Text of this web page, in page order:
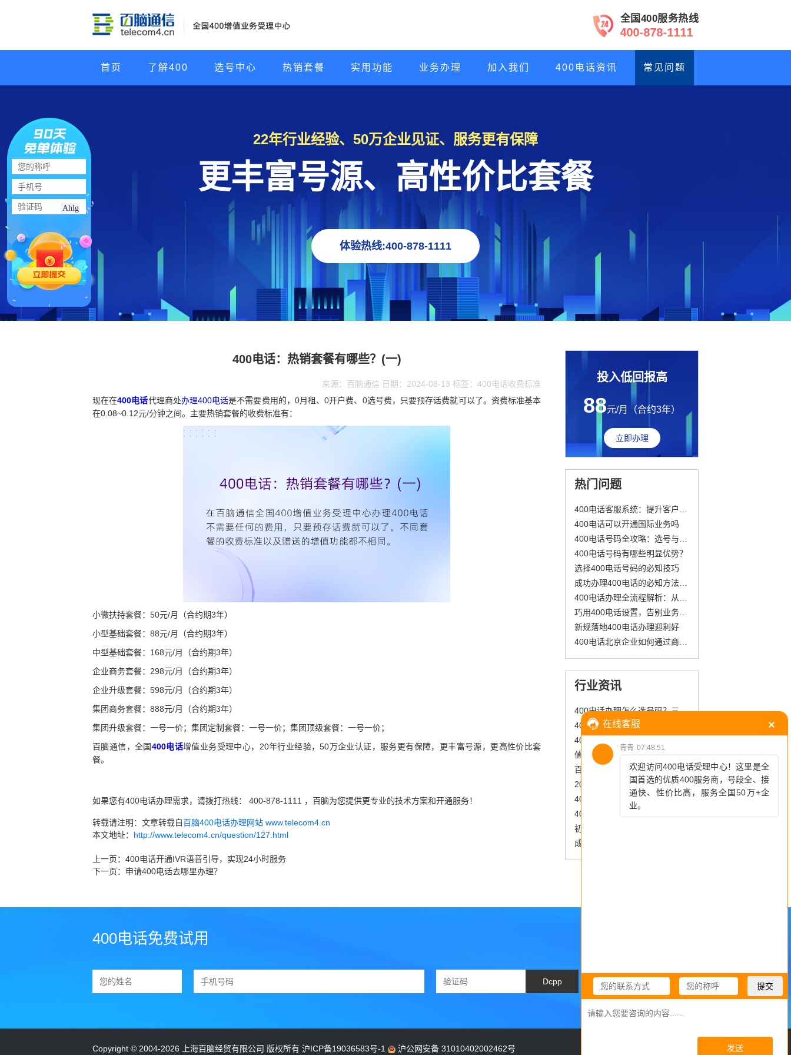
全国400服务热线
400-878-1111
首页 了解400 选号中心 热销套餐 实用功能 业务办理 加入我们 400电话资讯 常见问题
22年行业经验、50万企业见证、服务更有保障
更丰富号源、高性价比套餐
体验热线:400-878-1111
400电话：热销套餐有哪些？(一)
来源：百脑通信 日期：2024-08-13 标签：400电话收费标准
现在在400电话代理商处办理400电话是不需要费用的，0月租、0开户费、0选号费，只要预存话费就可以了。资费标准基本
在0.08~0.12元/分钟之间。主要热销套餐的收费标准有：
小微扶持套餐：50元/月（合约期3年）
小型基础套餐：88元/月（合约期3年）
中型基础套餐：168元/月（合约期3年）
企业商务套餐：298元/月（合约期3年）
企业升级套餐：598元/月（合约期3年）
集团商务套餐：888元/月（合约期3年）
集团升级套餐：一号一价；集团定制套餐：一号一价；集团顶级套餐：一号一价；
百脑通信，全国400电话增值业务受理中心，20年行业经验，50万企业认证，服务更有保障，更丰富号源，更高性价比套
餐。
如果您有400电话办理需求，请拨打热线： 400-878-1111 ，百脑为您提供更专业的技术方案和开通服务！
转载请注明：文章转载自百脑400电话办理网站 www.telecom4.cn
本文地址： http://www.telecom4.cn/question/127.html
上一页： 400电话开通IVR语音引导，实现24小时服务
下一页： 申请400电话去哪里办理？
投入低回报高
88元/月（合约3年）
立即办理
热门问题
400电话可以开通国际业务吗
400电话号码有哪些明显优势？
选择400电话号码的必知技巧
新规落地400电话办理迎利好
行业资讯
400电话办理怎么选号码？三个等级对应不同需求
值得信赖：400电话的多重好处
百脑400电话收费一览：最低消费和上限详解
2025年400电话申请全攻略：费用透明化与智能化服务升级
400电话的主叫和被叫费用如何分摊？
Copyright © 2004-2026 上海百脑经贸有限公司 版权所有 沪ICP备19036583号-1 沪公网安备 31010402002462号
Ahlg